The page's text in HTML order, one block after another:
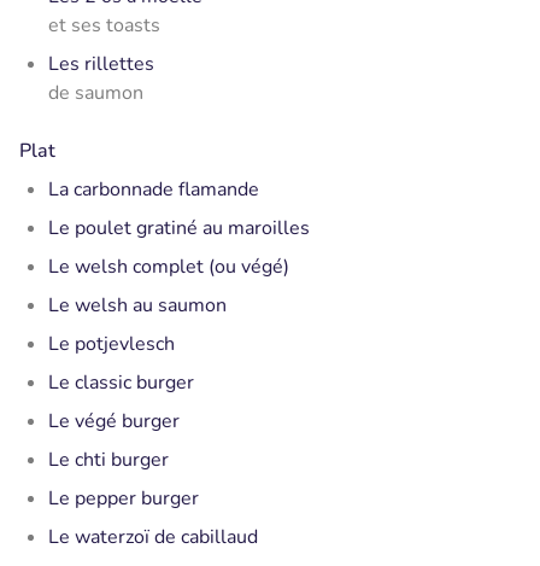
et ses toasts
Les rillettes
de saumon
Plat
La carbonnade flamande
Le poulet gratiné au maroilles
Le welsh complet (ou végé)
Le welsh au saumon
Le potjevlesch
Le classic burger
Le végé burger
Le chti burger
Le pepper burger
Le waterzoï de cabillaud